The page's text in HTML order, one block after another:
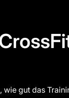
wie gut das